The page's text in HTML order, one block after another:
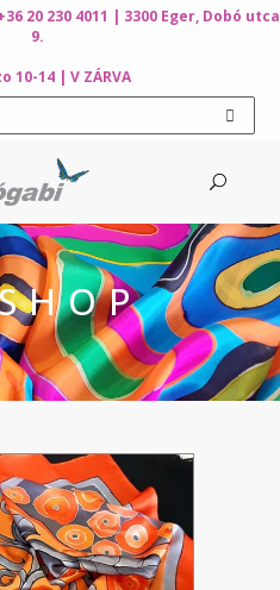
20 230 4011 | 3300 Eger, Dobó utca
9.
10-14 | V ZÁRVA